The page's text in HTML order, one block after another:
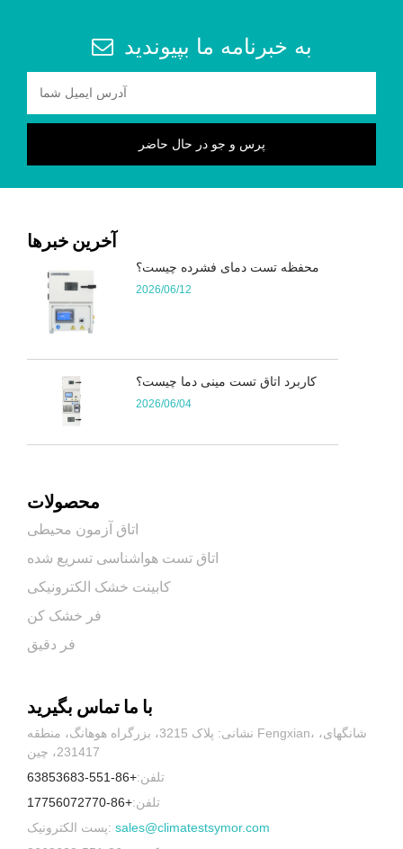
به خبرنامه ما بپیوندید
آخرین خبرها
محفظه تست دمای فشرده چیست؟
2026/06/12
کاربرد اتاق تست مینی دما چیست؟
2026/06/04
محصولات
اتاق آزمون محیطی
اتاق تست هواشناسی تسریع شده
کابینت خشک الکترونیکی
فر خشک کن
فر دقیق
با ما تماس بگیرید
نشانی: پلاک 3215، بزرگراه هوهانگ، منطقه Fengxian، شانگهای،
231417، چین
تلفن:+86-551-63853683
تلفن:+86-17756072770
پست الکترونیک: sales@climatestsymor.com